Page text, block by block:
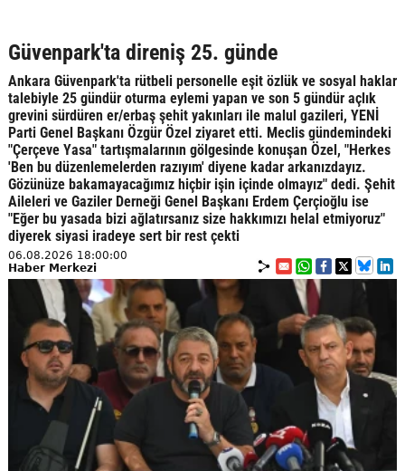
Güvenpark'ta direniş 25. günde
Ankara Güvenpark'ta rütbeli personelle eşit özlük ve sosyal haklar
talebiyle 25 gündür oturma eylemi yapan ve son 5 gündür açlık
grevini sürdüren er/erbaş şehit yakınları ile malul gazileri, YENİ
Parti Genel Başkanı Özgür Özel ziyaret etti. Meclis gündemindeki
"Çerçeve Yasa" tartışmalarının gölgesinde konuşan Özel, "Herkes
'Ben bu düzenlemelerden razıyım' diyene kadar arkanızdayız.
Gözünüze bakamayacağımız hiçbir işin içinde olmayız" dedi. Şehit
Aileleri ve Gaziler Derneği Genel Başkanı Erdem Çerçioğlu ise
"Eğer bu yasada bizi ağlatırsanız size hakkımızı helal etmiyoruz"
diyerek siyasi iradeye sert bir rest çekti
06.08.2026 18:00:00
Haber Merkezi